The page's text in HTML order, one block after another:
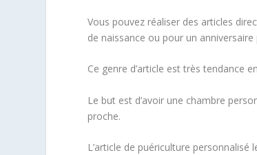
Vous pouvez réaliser des articles
de naissance ou pour un anniversaire
Ce genre d’article est très tendance
Le but est d’avoir une chambre
proche.
L’article de puériculture